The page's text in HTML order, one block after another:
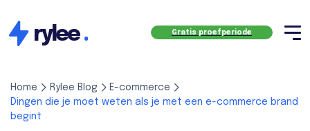
rylee. Gratis proefperiode
Home Rylee Blog
E-commerce
Dingen die je moet weten als je met een e-commerce brand
begint